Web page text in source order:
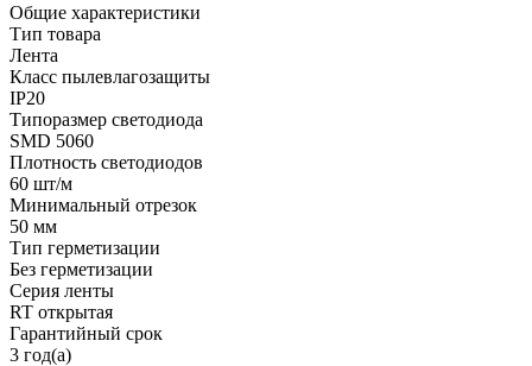
Общие характеристики
Тип товара
Лента
Класс пылевлагозащиты
IP20
Типоразмер светодиода
SMD 5060
Плотность светодиодов
60 шт/м
Минимальный отрезок
50 мм
Тип герметизации
Без герметизации
Серия ленты
RT открытая
Гарантийный срок
3 год(а)